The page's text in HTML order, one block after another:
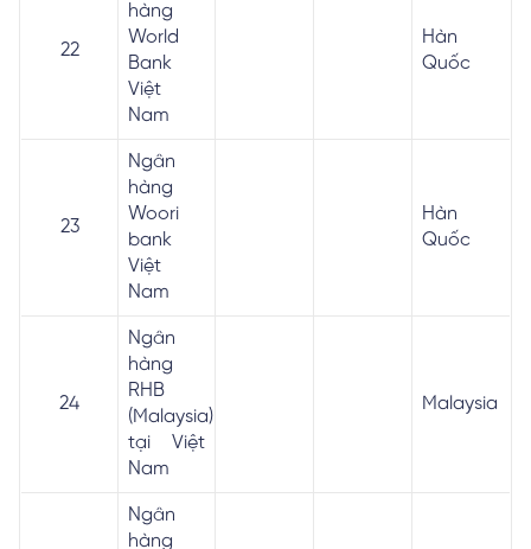
22
hàng
World
Bank
Việt
Nam
Hàn
Quốc
23
Ngân
hàng
Woori
bank
Việt
Nam
Hàn
Quốc
24
Ngân
hàng
RHB
(Malaysia)
tại Việt
Nam
Malaysia
Ngân
hàng